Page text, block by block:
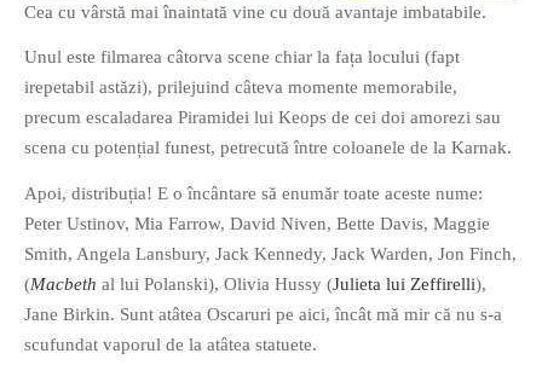
Contact
Descarca povestirea Floare
Albastra!
Download 101 Movie
Acrostics!
PRIETENI APROPIATI
Victor Sosea – Designer
PRIETENI DIN AFARA BRESLEI
Cea cu vârstă mai înaintată vine cu două avantaje imbatabile.
Unul este filmarea câtorva scene chiar la fața locului (fapt
irepetabil astăzi), prilejuind câteva momente memorabile,
precum escaladarea Piramidei lui Keops de cei doi amorezi sau
scena cu potențial funest, petrecută între coloanele de la Karnak.
Apoi, distribuția! E o încântare să enumăr toate aceste nume:
Peter Ustinov, Mia Farrow, David Niven, Bette Davis, Maggie
Smith, Angela Lansbury, Jack Kennedy, Jack Warden, Jon Finch,
(Macbeth al lui Polanski), Olivia Hussy (Julieta lui Zeffirelli),
Jane Birkin. Sunt atâtea Oscaruri pe aici, încât mă mir că nu s-a
scufundat vaporul de la atâtea statuete.